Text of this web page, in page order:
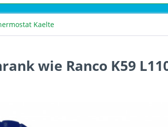
Kaelte
wie Ranco K59